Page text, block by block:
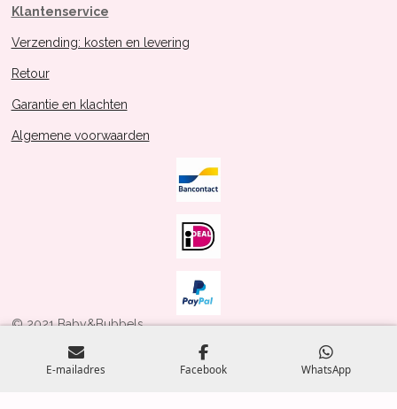
Klantenservice
Verzending: kosten en levering
Retour
Garantie en klachten
Algemene voorwaarden
© 2021 Baby&Bubbels
Powered byJouwWeb
E-mailadres Facebook WhatsApp